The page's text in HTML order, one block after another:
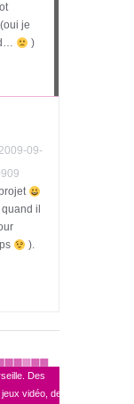
(oui je
)
09-
il
).
Des
vidéo, des